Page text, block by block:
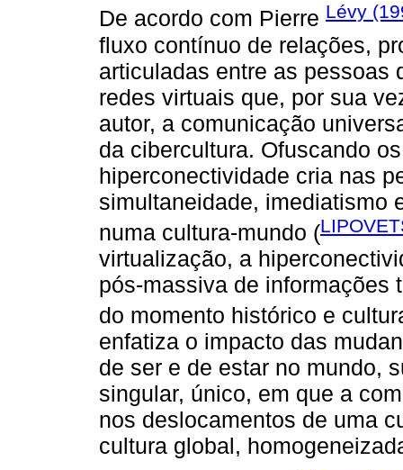
De acordo com Pierre Lévy
fluxo contínuo de relações,
articuladas entre as pessoas
redes virtuais que, por sua
autor, a comunicação
da cibercultura. Ofuscando
hiperconectividade cria nas
simultaneidade, imediatismo
numa cultura-mundo (
virtualização, a
pós-massiva de informações
do momento histórico e
enfatiza o impacto das
de ser e de estar no mundo,
singular, único, em que a
nos deslocamentos de uma
cultura global,